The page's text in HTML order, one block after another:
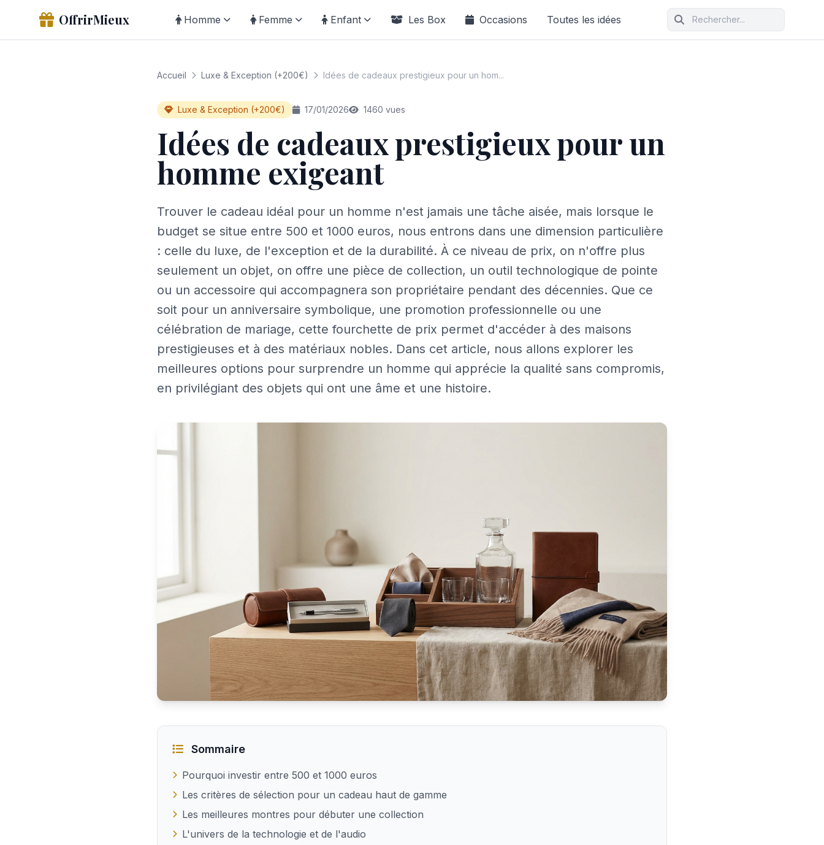
OffrirMieux Homme Femme Enfant Les Box Occasions Toutes les idées
Accueil Luxe & Exception (+200€) Idées de cadeaux prestigieux pour un hom...
Luxe & Exception (+200€) 17/01/2026 1460 vues
Idées de cadeaux prestigieux pour un
homme exigeant
Trouver le cadeau idéal pour un homme n'est jamais une tâche aisée, mais lorsque le
budget se situe entre 500 et 1000 euros, nous entrons dans une dimension particulière
: celle du luxe, de l'exception et de la durabilité. À ce niveau de prix, on n'offre plus
seulement un objet, on offre une pièce de collection, un outil technologique de pointe
ou un accessoire qui accompagnera son propriétaire pendant des décennies. Que ce
soit pour un anniversaire symbolique, une promotion professionnelle ou une
célébration de mariage, cette fourchette de prix permet d'accéder à des maisons
prestigieuses et à des matériaux nobles. Dans cet article, nous allons explorer les
meilleures options pour surprendre un homme qui apprécie la qualité sans compromis,
en privilégiant des objets qui ont une âme et une histoire.
Sommaire
Pourquoi investir entre 500 et 1000 euros
Les critères de sélection pour un cadeau haut de gamme
Les meilleures montres pour débuter une collection
L'univers de la technologie et de l'audio